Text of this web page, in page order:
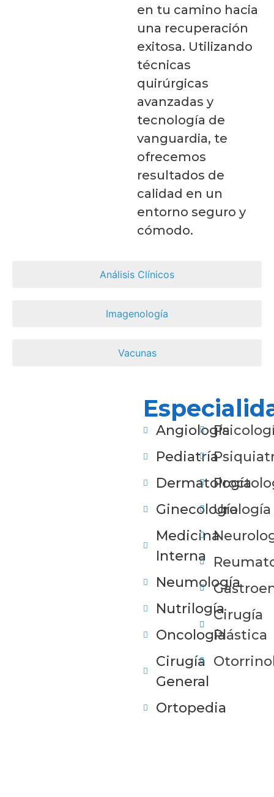
Análisis Clínicos
Imagenología
Vacunas
en tu camino hacia
una recuperación
exitosa. Utilizando
técnicas
quirúrgicas
avanzadas y
tecnología de
vanguardia, te
ofrecemos
resultados de
calidad en un
entorno seguro y
cómodo.
Angiología
Pediatría
Dermatología
Ginecología
Medicina
Interna
Neumología
Nutrilogía
Oncología
Cirugía
General
Ortopedia
Urología
Cirugía
Plástica